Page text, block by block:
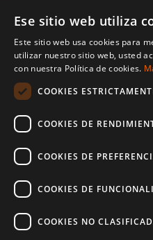
© 2025 World Vision España.
Ese sitio web utiliza
Este sitio web usa cookies para
utilizar nuestro sitio web, usted
con nuestra Política de cookies.
COOKIES
COOKIES DE
COOKIES DE
COOKIES DE
COOKIES NO